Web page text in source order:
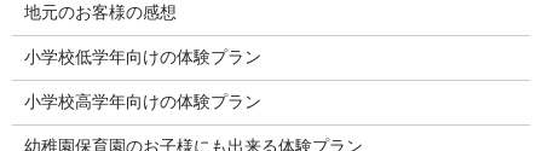
地元のお客様の感想
小学校低学年向けの体験プラン
小学校高学年向けの体験プラン
幼稚園保育園のお子様にも出来る体験プラン